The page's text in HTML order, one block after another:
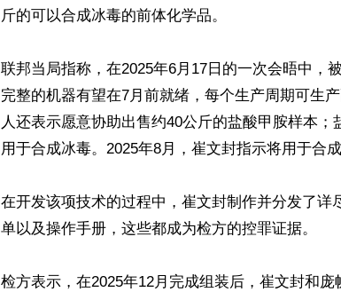
斤的可以合成冰毒的前体化学品。
联邦当局指称，在2025年6月17日的一次会晤中，
完整的机器有望在7月前就绪，每个生产周期可生
人还表示愿意协助出售约40公斤的盐酸甲胺样本
用于合成冰毒。2025年8月，崔文封指示将用于合
在开发该项技术的过程中，崔文封制作并分发了
单以及操作手册，这些都成为检方的控罪证据。
检方表示，在2025年12月完成组装后，崔文封和